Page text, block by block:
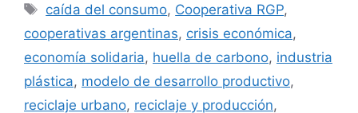
caída del consumo, Cooperativa RGP,
cooperativas argentinas, crisis económica,
economía solidaria, huella de carbono, industria
plástica, modelo de desarrollo productivo,
reciclaje urbano, reciclaje y producción,